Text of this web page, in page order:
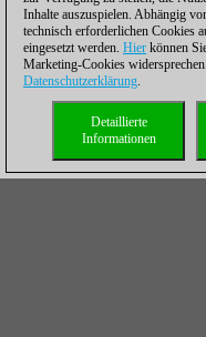
Inhalte auszuspielen. Abhängig
technisch erforderlichen Cookies
eingesetzt werden. Hier können
Marketing-Cookies
Datenschutzerklärung.
Detaillierte
Informationen